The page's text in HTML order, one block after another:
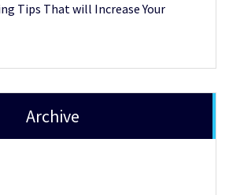
Tips That will Increase Your
Archive